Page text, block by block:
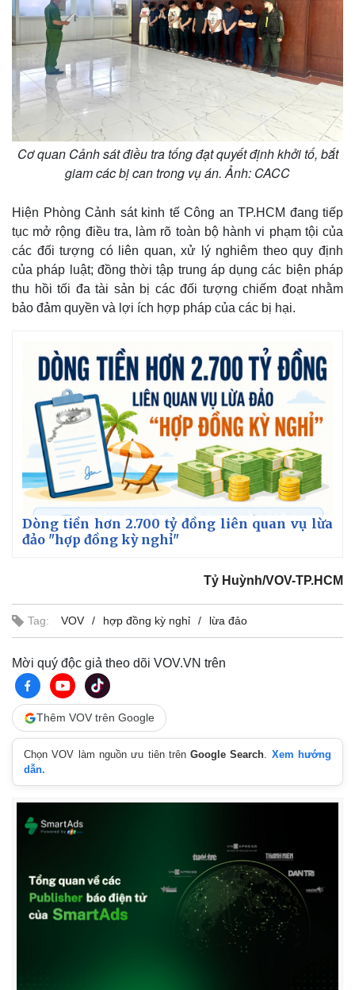
Giá vàng
Tiêu dùng
Tỷ giá
Chứng khoán
Giá cà phê
Cơ quan Cảnh sát điều tra tống đạt quyết định khởi tố, bắt
giam các bị can trong vụ án. Ảnh: CACC
Hiện Phòng Cảnh sát kinh tế Công an TP.HCM đang tiếp
tục mở rộng điều tra, làm rõ toàn bộ hành vi phạm tội của
các đối tượng có liên quan, xử lý nghiêm theo quy định
của pháp luật; đồng thời tập trung áp dụng các biện pháp
thu hồi tối đa tài sản bị các đối tượng chiếm đoạt nhằm
bảo đảm quyền và lợi ích hợp pháp của các bị hại.
Dòng tiền hơn 2.700 tỷ đồng liên quan vụ lừa
đảo "hợp đồng kỳ nghỉ"
Tỷ Huỳnh/VOV-TP.HCM
Tag: VOV hợp đồng kỳ nghỉ lừa đảo
Mời quý độc giả theo dõi VOV.VN trên
Thêm VOV trên Google
Chọn VOV làm nguồn ưu tiên trênGoogle Search. Xem hướng
dẫn.